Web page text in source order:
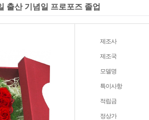
출산 기념일 프로포즈 졸업
제조사
제조국
모델명
특이사항
적립금
정상가